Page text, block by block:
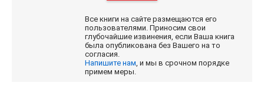
Все книги на сайте размещаются его
пользователями. Приносим свои
глубочайшие извинения, если Ваша книга
была опубликована без Вашего на то
согласия.
Напишите нам, и мы в срочном порядке
примем меры.